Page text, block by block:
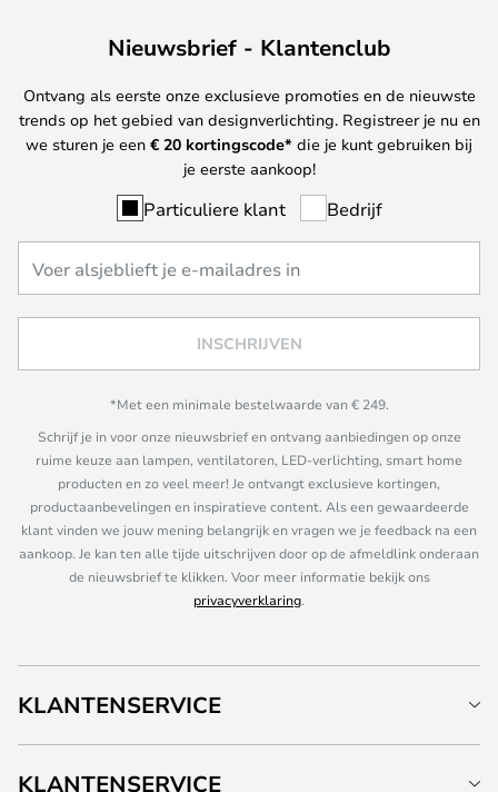
Nieuwsbrief - Klantenclub
Ontvang als eerste onze exclusieve promoties en de nieuwste
trends op het gebied van designverlichting. Registreer je nu en
we sturen je een € 20 kortingscode* die je kunt gebruiken bij
je eerste aankoop!
Particuliere klant Bedrijf
INSCHRIJVEN
*Met een minimale bestelwaarde van € 249.
Schrijf je in voor onze nieuwsbrief en ontvang aanbiedingen op onze
ruime keuze aan lampen, ventilatoren, LED-verlichting, smart home
producten en zo veel meer! Je ontvangt exclusieve kortingen,
productaanbevelingen en inspiratieve content. Als een gewaardeerde
klant vinden we jouw mening belangrijk en vragen we je feedback na een
aankoop. Je kan ten alle tijde uitschrijven door op de afmeldlink onderaan
de nieuwsbrief te klikken. Voor meer informatie bekijk ons
privacyverklaring.
KLANTENSERVICE
KLANTENSERVICE